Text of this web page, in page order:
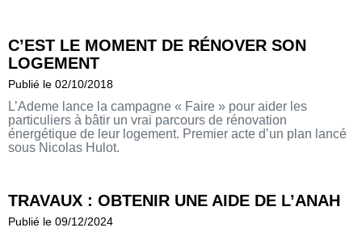
C’EST LE MOMENT DE RÉNOVER SON
LOGEMENT
Publié le 02/10/2018
L’Ademe lance la campagne « Faire » pour aider les
particuliers à bâtir un vrai parcours de rénovation
énergétique de leur logement. Premier acte d’un plan lancé
sous Nicolas Hulot.
TRAVAUX : OBTENIR UNE AIDE DE L’ANAH
Publié le 09/12/2024